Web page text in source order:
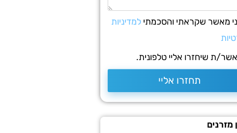
מאשר שקראתי והסכמתי למדיניות
ת שיחזרו אליי טלפונית.
תחזרו אליי
מזרנים